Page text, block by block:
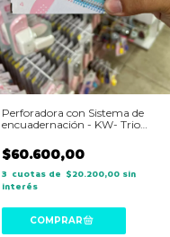
Perforadora con Sistema de
encuadernación - KW- Trio
$60.600,00
3 $20.200,00 sin
interés